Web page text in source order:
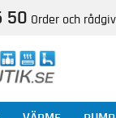
50 Order och